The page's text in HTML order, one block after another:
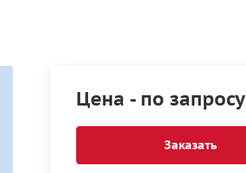
Цена - по запросу
Заказать